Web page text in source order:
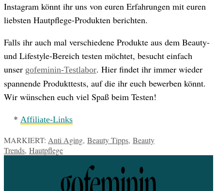
Instagram könnt ihr uns von euren Erfahrungen mit euren
liebsten Hautpflege-Produkten berichten.
Falls ihr auch mal verschiedene Produkte aus dem Beauty-
und Lifestyle-Bereich testen möchtet, besucht einfach
unser gofeminin-Testlabor. Hier findet ihr immer wieder
spannende Produkttests, auf die ihr euch bewerben könnt.
Wir wünschen euch viel Spaß beim Testen!
* Affiliate-Links
MARKIERT: Anti Aging, Beauty Tipps, Beauty
Trends, Hautpflege